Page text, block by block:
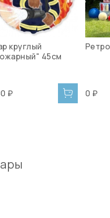
круглый
45см
₽ 0 ₽